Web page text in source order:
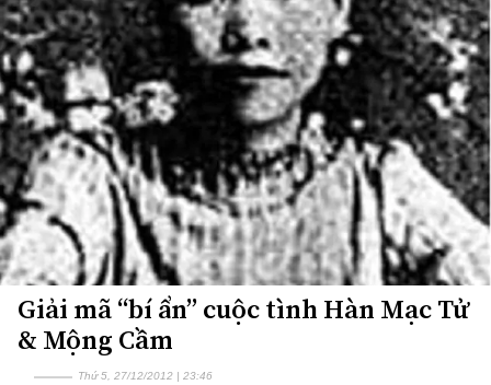
Giải mã “bí ẩn” cuộc tình Hàn Mạc Tử
& Mộng Cầm
Thứ 5, 27/12/2012 | 23:46